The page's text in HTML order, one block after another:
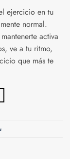
ejercicio en tu
normal.
activa
ve a tu ritmo,
que más te